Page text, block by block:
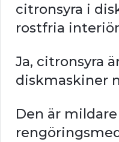
citronsyra i
rostfria
Ja, citronsyra
diskmaskiner
Den är